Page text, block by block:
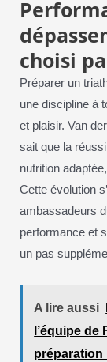
choisi
Préparer un
une discipline à
et plaisir. Van
sait que la
nutrition
Cette évolution
ambassadeurs
performance et
un pas
A lire aussi
l’équipe
préparation